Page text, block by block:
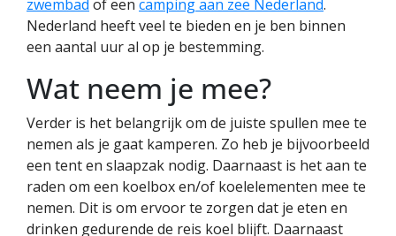
zwembad of een camping aan zee Nederland.
Nederland heeft veel te bieden en je ben binnen
een aantal uur al op je bestemming.
Wat neem je mee?
Verder is het belangrijk om de juiste spullen mee te
nemen als je gaat kamperen. Zo heb je bijvoorbeeld
een tent en slaapzak nodig. Daarnaast is het aan te
raden om een koelbox en/of koelelementen mee te
nemen. Dit is om ervoor te zorgen dat je eten en
drinken gedurende de reis koel blijft. Daarnaast